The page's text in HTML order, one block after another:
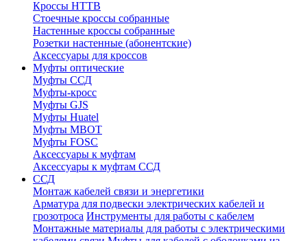
Кроссы HTTB
Стоечные кроссы собранные
Настенные кроссы собранные
Розетки настенные (абонентские)
Аксессуары для кроссов
Муфты оптические
Муфты ССД
Муфты-кросс
Муфты GJS
Муфты Huatel
Муфты МВОТ
Муфты FOSC
Аксессуары к муфтам
Аксессуары к муфтам ССД
ССД
Монтаж кабелей связи и энергетики
Арматура для подвески электрических кабелей и
грозотроса Инструменты для работы с кабелем
Монтажные материалы для работы с электрическими